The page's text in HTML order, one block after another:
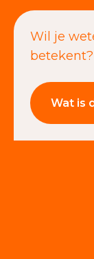
Wil je
betekent?
Wat is